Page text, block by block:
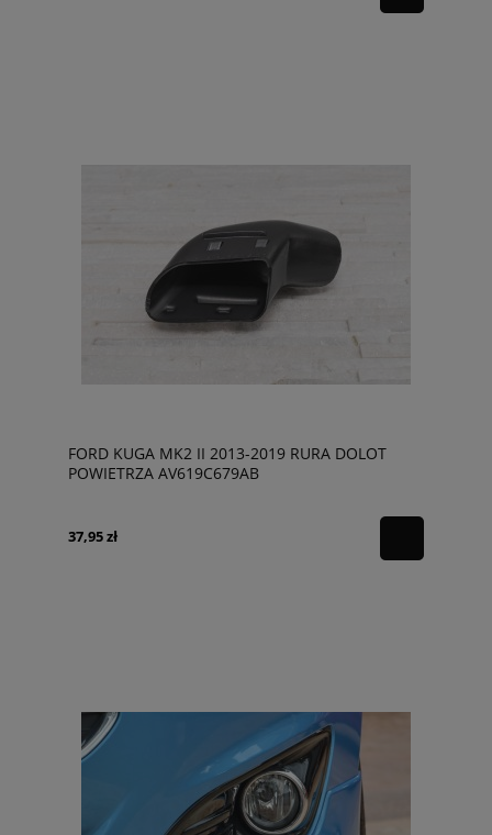
FORD KUGA MK2 II 2013-2019 RURA DOLOT
POWIETRZA AV619C679AB
37,95 zł